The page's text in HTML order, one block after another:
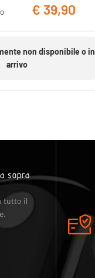
€ 39,90
non disponibile o in
arrivo
sopra
tutto il